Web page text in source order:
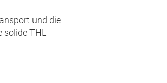
und die
solide THL-